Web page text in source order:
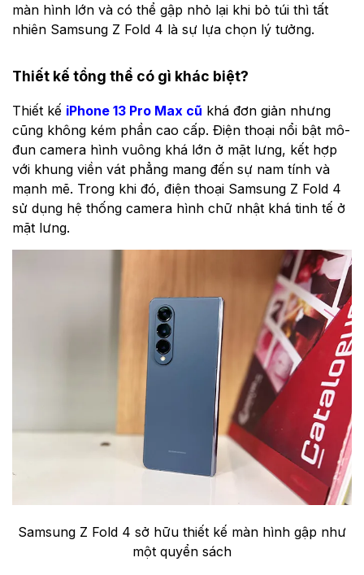
màn hình lớn và có thể gập nhỏ lại khi bỏ túi thì tất
nhiên Samsung Z Fold 4 là sự lựa chọn lý tưởng.
Thiết kế tổng thể có gì khác biệt?
Thiết kế iPhone 13 Pro Max cũ khá đơn giản nhưng
cũng không kém phần cao cấp. Điện thoại nổi bật mô-
đun camera hình vuông khá lớn ở mặt lưng, kết hợp
với khung viền vát phẳng mang đến sự nam tính và
mạnh mẽ. Trong khi đó, điện thoại Samsung Z Fold 4
sử dụng hệ thống camera hình chữ nhật khá tinh tế ở
mặt lưng.
Samsung Z Fold 4 sở hữu thiết kế màn hình gập như
một quyển sách